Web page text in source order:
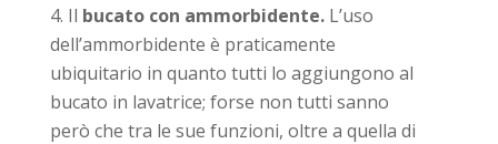
Il bucato con ammorbidente.L’uso
dell’ammorbidente è praticamente
ubiquitario in quanto tutti lo aggiungono al
bucato in lavatrice; forse non tutti sanno
però che tra le sue funzioni, oltre a quella di